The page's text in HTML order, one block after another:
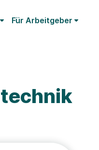
Für Arbeitgeber